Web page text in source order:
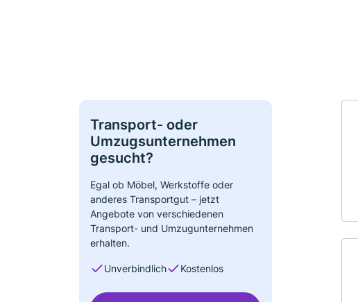
Transport- oder
Umzugsunternehmen
gesucht?
Egal ob Möbel, Werkstoffe oder
anderes Transportgut – jetzt
Angebote von verschiedenen
Transport- und Umzugunternehmen
erhalten.
Unverbindlich Kostenlos